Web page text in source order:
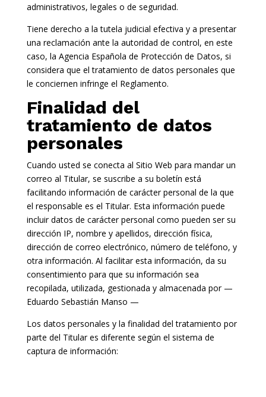
administrativos, legales o de seguridad.
Tiene derecho a la tutela judicial efectiva y a presentar
una reclamación ante la autoridad de control, en este
caso, la Agencia Española de Protección de Datos, si
considera que el tratamiento de datos personales que
le conciernen infringe el Reglamento.
Finalidad del
tratamiento de datos
personales
Cuando usted se conecta al Sitio Web para mandar un
correo al Titular, se suscribe a su boletín está
facilitando información de carácter personal de la que
el responsable es el Titular. Esta información puede
incluir datos de carácter personal como pueden ser su
dirección IP, nombre y apellidos, dirección física,
dirección de correo electrónico, número de teléfono, y
otra información. Al facilitar esta información, da su
consentimiento para que su información sea
recopilada, utilizada, gestionada y almacenada por —
Eduardo Sebastián Manso —
Los datos personales y la finalidad del tratamiento por
parte del Titular es diferente según el sistema de
captura de información: